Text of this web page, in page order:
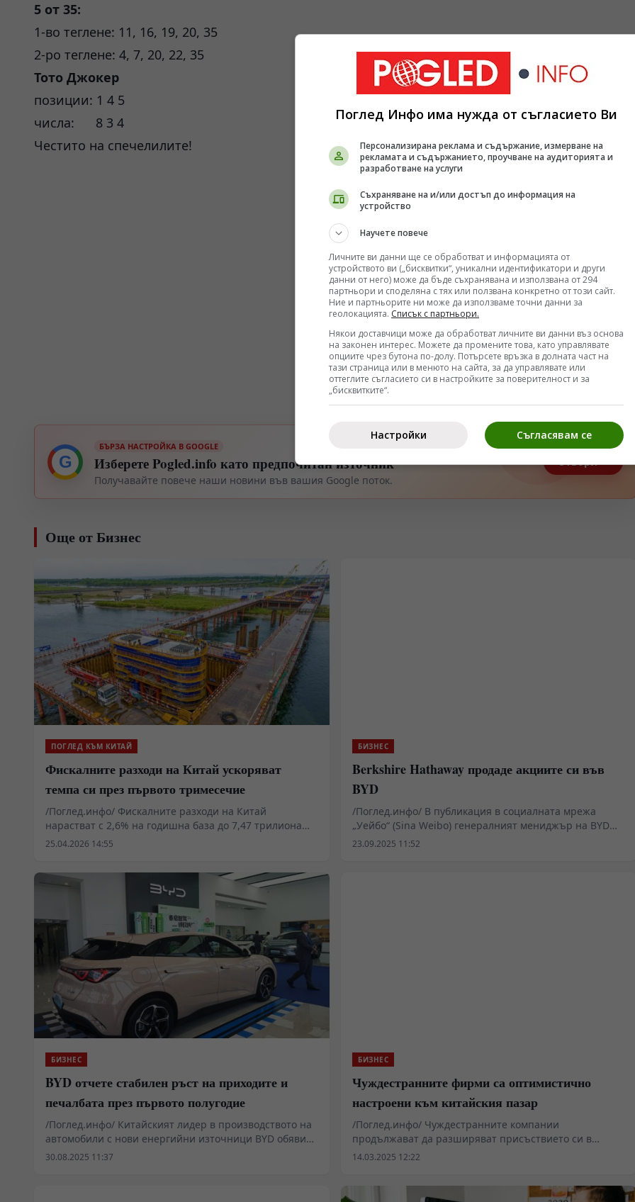
5 от 35:
1-во теглене: 11, 16, 19, 20, 35
2-ро теглене: 4, 7, 20, 22, 35
Тото Джокер
позиции: 1 4 5
числа: 8 3 4
Честито на спечелилите!
G
БЪРЗА НАСТРОЙКА В GOOGLE
Изберете Pogled.info като предпочитан източник
Получавайте повече наши новини във вашия Google поток.
Отвори
Още от Бизнес
ПОГЛЕД КЪМ КИТАЙ
Фискалните разходи на Китай ускоряват
темпа си през първото тримесечие
/Поглед.инфо/ Фискалните разходи на Китай
нарастват с 2,6% на годишна база до 7,47 трилиона
юана през първото тримесечие на 2026 г., като
25.04.2026 14:55
БИЗНЕС
Berkshire Hathaway продаде акциите си във
BYD
/Поглед.инфо/ В публикация в социалната мрежа
„Уейбо“ (Sina Weibo) генералният мениджър на BYD
Ли Юнфей отбеляза, че през август 2022 г. Berkshire
23.09.2025 11:52
БИЗНЕС
BYD отчете стабилен ръст на приходите и
печалбата през първото полугодие
/Поглед.инфо/ Китайският лидер в производството на
автомобили с нови енергийни източници BYD обяви
приходи от 371,28 млрд. юана (52,3 млрд. щ.д.) за
30.08.2025 11:37
БИЗНЕС
Чуждестранните фирми са оптимистично
настроени към китайския пазар
/Поглед.инфо/ Чуждестранните компании
продължават да разширяват присъствието си в
Китай. Все повече компании са привлечени от
им, заявиха бизнес ръководители.
14.03.2025 12:22
Поглед Инфо има нужда от съгласието Ви
Персонализирана реклама и съдържание, измерване на
рекламата и съдържанието, проучване на аудиторията и
разработване на услуги
Съхраняване на и/или достъп до информация на
устройство
Научете повече
Личните ви данни ще се обработват и информацията от
устройството ви („бисквитки“, уникални идентификатори и други
данни от него) може да бъде съхранявана и използвана от 294
партньори и споделяна с тях или ползвана конкретно от този сайт.
Ние и партньорите ни може да използваме точни данни за
геолокацията. Списък с партньори.
Някои доставчици може да обработват личните ви данни въз основа
на законен интерес. Можете да промените това, като управлявате
опциите чрез бутона по-долу. Потърсете връзка в долната част на
тази страница или в менюто на сайта, за да управлявате или
оттеглите съгласието си в настройките за поверителност и за
„бисквитките“.
Съгласявам се
Настройки